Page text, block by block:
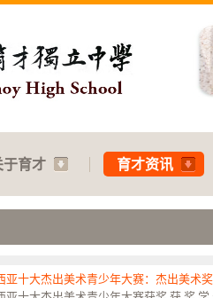
于育才 育才资讯
亚十大杰出美术青少年大赛：杰出美术